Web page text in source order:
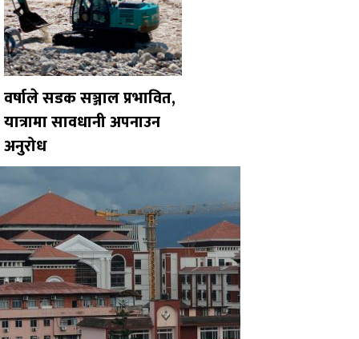
वर्षाले सडक सञ्जाल प्रभावित,
यात्रामा सावधानी अपनाउन
अनुरोध